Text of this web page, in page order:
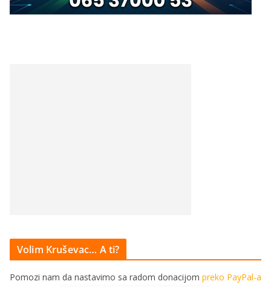
Volim Kruševac… A ti?
Pomozi nam da nastavimo sa radom donacijom preko PayPal-a